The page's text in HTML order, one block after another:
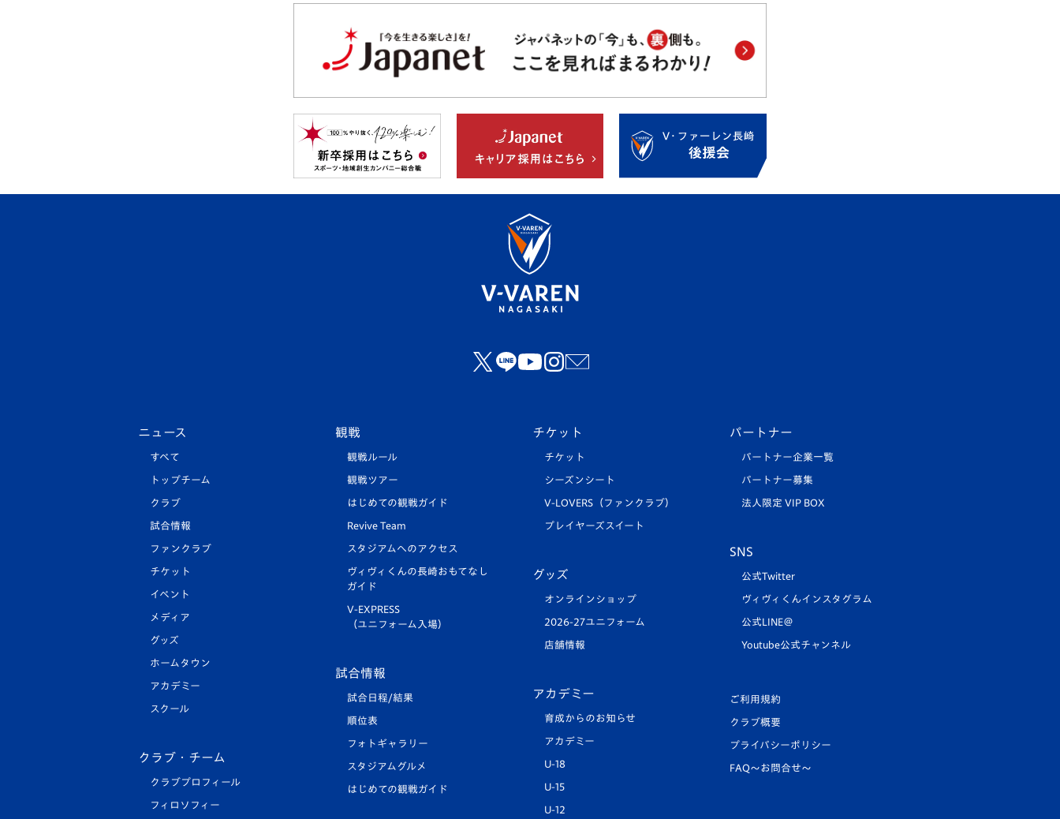
ニュース
すべて
トップチーム
クラブ
試合情報
ファンクラブ
チケット
イベント
メディア
グッズ
ホームタウン
アカデミー
スクール
クラブ・チーム
クラブプロフィール
フィロソフィー
観戦
観戦ルール
観戦ツアー
はじめての観戦ガイド
Revive Team
スタジアムへのアクセス
ヴィヴィくんの長崎おもてなし
ガイド
V-EXPRESS
（ユニフォーム入場）
試合情報
試合日程/結果
順位表
フォトギャラリー
スタジアムグルメ
はじめての観戦ガイド
チケット
チケット
シーズンシート
V-LOVERS（ファンクラブ）
プレイヤーズスイート
グッズ
オンラインショップ
2026-27ユニフォーム
店舗情報
アカデミー
育成からのお知らせ
アカデミー
U-18
U-15
U-12
パートナー
パートナー企業一覧
パートナー募集
法人限定 VIP BOX
SNS
公式Twitter
ヴィヴィくんインスタグラム
公式LINE＠
Youtube公式チャンネル
ご利用規約
クラブ概要
プライバシーポリシー
FAQ〜お問合せ〜